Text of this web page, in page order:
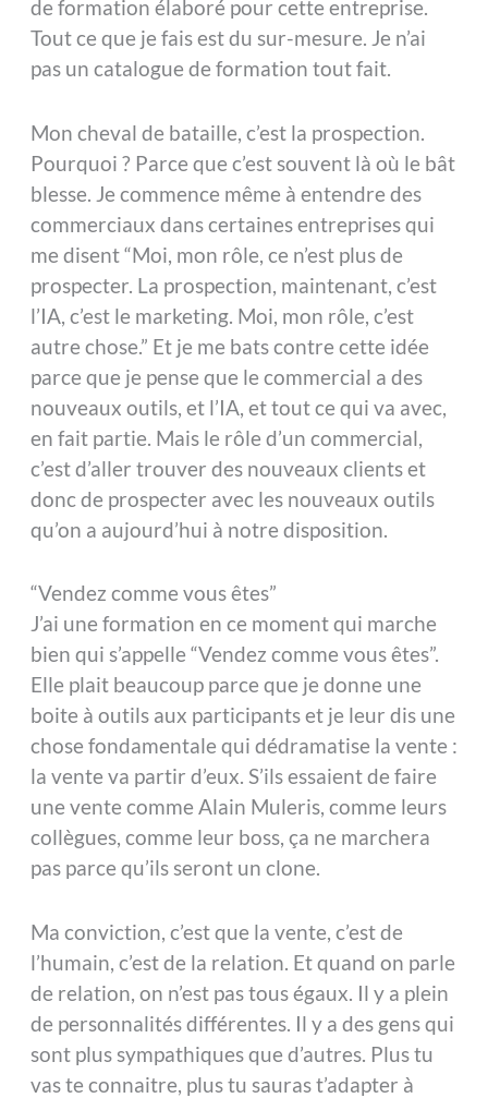
de formation élaboré pour cette entreprise.
Tout ce que je fais est du sur-mesure. Je n’ai
pas un catalogue de formation tout fait.
Mon cheval de bataille, c’est la prospection.
Pourquoi ? Parce que c’est souvent là où le bât
blesse. Je commence même à entendre des
commerciaux dans certaines entreprises qui
me disent “Moi, mon rôle, ce n’est plus de
prospecter. La prospection, maintenant, c’est
l’IA, c’est le marketing. Moi, mon rôle, c’est
autre chose.” Et je me bats contre cette idée
parce que je pense que le commercial a des
nouveaux outils, et l’IA, et tout ce qui va avec,
en fait partie. Mais le rôle d’un commercial,
c’est d’aller trouver des nouveaux clients et
donc de prospecter avec les nouveaux outils
qu’on a aujourd’hui à notre disposition.
“Vendez comme vous êtes”
J’ai une formation en ce moment qui marche
bien qui s’appelle “Vendez comme vous êtes”.
Elle plait beaucoup parce que je donne une
boite à outils aux participants et je leur dis une
chose fondamentale qui dédramatise la vente :
la vente va partir d’eux. S’ils essaient de faire
une vente comme Alain Muleris, comme leurs
collègues, comme leur boss, ça ne marchera
pas parce qu’ils seront un clone.
Ma conviction, c’est que la vente, c’est de
l’humain, c’est de la relation. Et quand on parle
de relation, on n’est pas tous égaux. Il y a plein
de personnalités différentes. Il y a des gens qui
sont plus sympathiques que d’autres. Plus tu
vas te connaitre, plus tu sauras t’adapter à